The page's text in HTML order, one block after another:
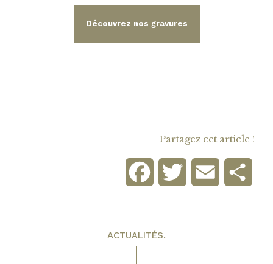
Découvrez nos gravures
Partagez cet article !
FacebookTwitter Email
ACTUALITÉS.